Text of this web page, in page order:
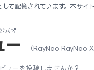
して記憶されています。本サ
式
ー （RayNeo RayNeo
ューを投稿しませんか？